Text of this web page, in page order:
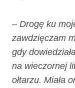
– Drogę ku
zawdzięczam
gdy
na wieczornej
ołtarzu. Miała